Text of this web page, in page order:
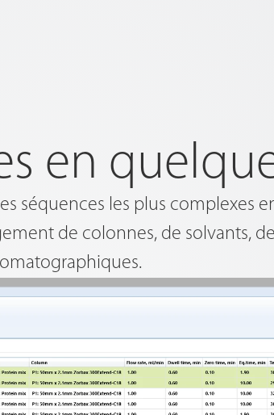
en
séquences les plus complexes
de colonnes, de solvants,